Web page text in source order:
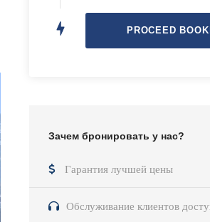
Зачем бронировать у нас?
Гарантия лучшей цены
Обслуживание клиентов